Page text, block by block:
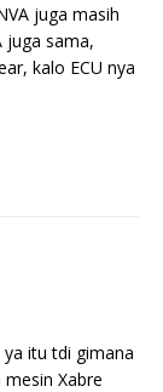
juga masih
juga sama,
kalo ECU nya
itu tdi gimana
Xabre